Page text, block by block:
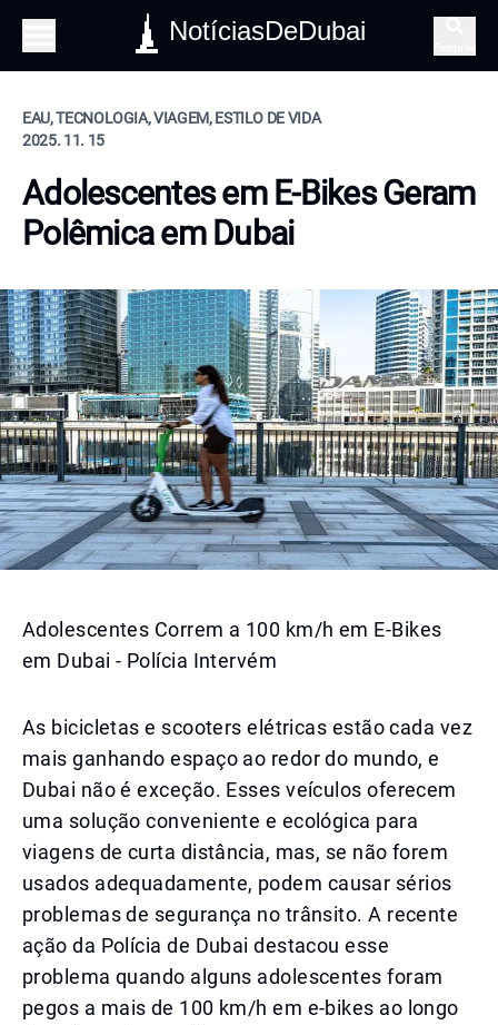
NotíciasDeDubai
EAU, TECNOLOGIA, VIAGEM, ESTILO DE VIDA
2025. 11. 15
Adolescentes em E-Bikes Geram
Polêmica em Dubai
Adolescentes Correm a 100 km/h em E-Bikes
em Dubai - Polícia Intervém
As bicicletas e scooters elétricas estão cada vez
mais ganhando espaço ao redor do mundo, e
Dubai não é exceção. Esses veículos oferecem
uma solução conveniente e ecológica para
viagens de curta distância, mas, se não forem
usados adequadamente, podem causar sérios
problemas de segurança no trânsito. A recente
ação da Polícia de Dubai destacou esse
problema quando alguns adolescentes foram
pegos a mais de 100 km/h em e-bikes ao longo